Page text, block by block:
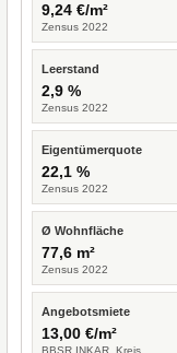
9,24 €/m²
Zensus 2022
Leerstand
2,9 %
Zensus 2022
Eigentümerquote
22,1 %
Zensus 2022
Ø Wohnfläche
77,6 m²
Zensus 2022
Angebotsmiete
13,00 €/m²
BBSR INKAR, Kreis